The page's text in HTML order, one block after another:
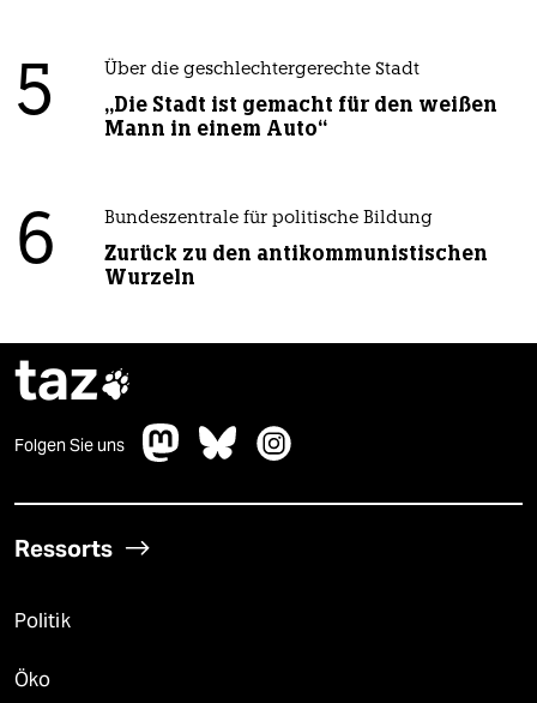
5 Über die geschlechtergerechte Stadt
„Die Stadt ist gemacht für den weißen
Mann in einem Auto“
6 Bundeszentrale für politische Bildung
Zurück zu den antikommunistischen
Wurzeln
taz
Folgen Sie uns
Ressorts
Politik
Öko